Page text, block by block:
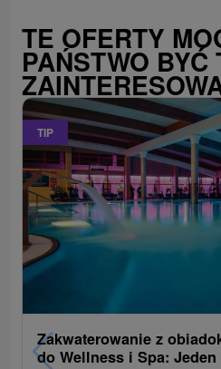
TE OFERTY
PAŃSTWO BYĆ
TIP
Zakwaterowanie z
do Wellness i Spa: